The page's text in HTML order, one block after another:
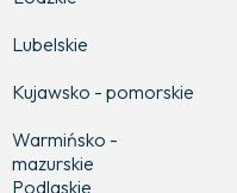
Lubelskie
Kujawsko - pomorskie
Warmińsko -
mazurskie
Podlaskie